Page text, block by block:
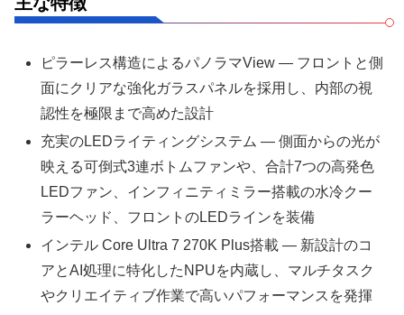
ピラーレス構造によるパノラマView — フロントと側
面にクリアな強化ガラスパネルを採用し、内部の視
認性を極限まで高めた設計
充実のLEDライティングシステム — 側面からの光が
映える可倒式3連ボトムファンや、合計7つの高発色
LEDファン、インフィニティミラー搭載の水冷クー
ラーヘッド、フロントのLEDラインを装備
インテル Core Ultra 7 270K Plus搭載 — 新設計のコ
アとAI処理に特化したNPUを内蔵し、マルチタスク
やクリエイティブ作業で高いパフォーマンスを発揮